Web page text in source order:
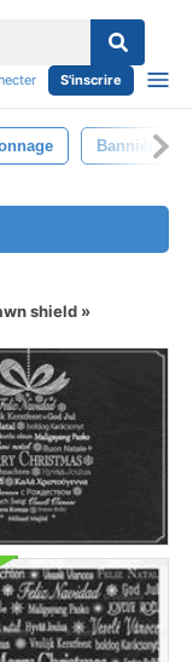
S'inscrire
Bannière
shield